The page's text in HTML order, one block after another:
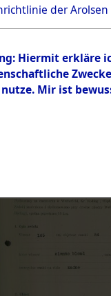
der Arolsen
Hiermit erkläre
Mir ist